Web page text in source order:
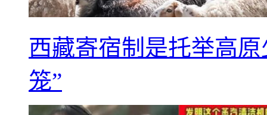
西藏寄宿制是托举高
笼”